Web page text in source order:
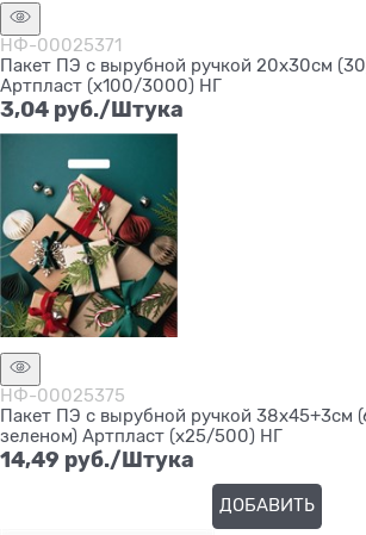
НФ-00025371
Пакет ПЭ с вырубной ручкой 20х30см
Артпласт (х100/3000) НГ
3,04 руб./Штука
НФ-00025375
Пакет ПЭ с вырубной ручкой 38х45+3см
зеленом) Артпласт (х25/500) НГ
14,49 руб./Штука
ДОБАВИТЬ